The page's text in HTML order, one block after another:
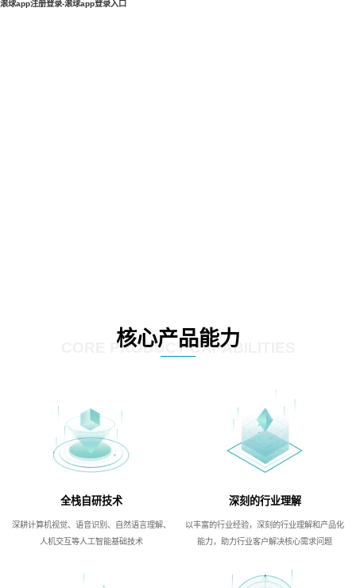
滚球app注册登录-滚球app登录入口
核心产品能力
CORE PRODUCT CAPABILITIES
全栈自研技术
深耕计算机视觉、语音识别、自然语言理解、
人机交互等人工智能基础技术
深刻的行业理解
以丰富的行业经验，深刻的行业理解和产品化
能力，助力行业客户解决核心需求问题